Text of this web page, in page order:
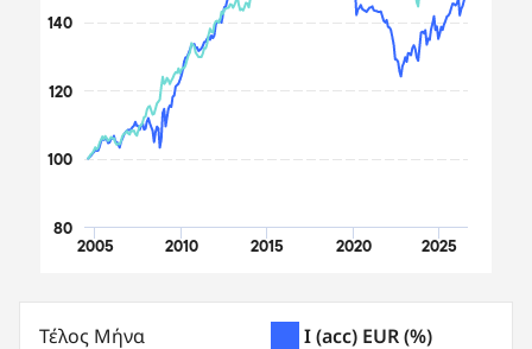
2005 2010 2015 2020 2025
80
100
120
140
Τέλος Μήνα
I (acc) EUR(%)